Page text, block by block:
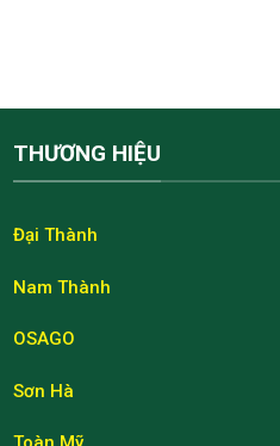
THƯƠNG HIỆU
Đại Thành
Nam Thành
OSAGO
Sơn Hà